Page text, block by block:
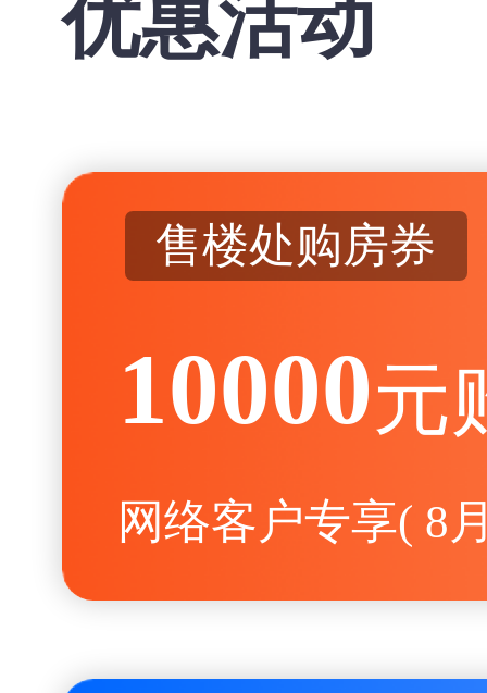
优惠活动
售楼处购房券
10000元
网络客户专享( 8